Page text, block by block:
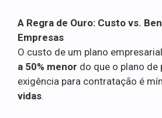
A Regra de Ouro: Custo vs.
Empresas
O custo de um plano
a 50% menor do que o plano de
exigência para contratação é
vidas.